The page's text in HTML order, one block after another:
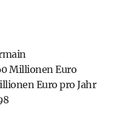
Millionen Euro
Euro pro Jahr